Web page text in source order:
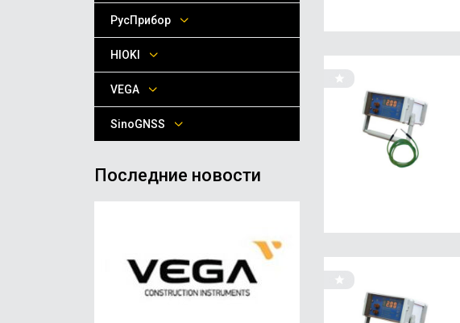
РусПрибор
HIOKI
VEGA
SinoGNSS
Последние новости